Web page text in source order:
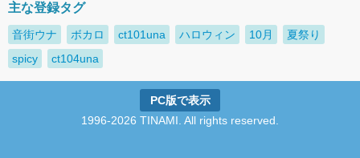
主な登録タグ
音街ウナ ボカロ ct101una ハロウィン 10月
夏祭り
spicy
ct104una
PC版で表示
1996-2026 TINAMI. All rights reserved.